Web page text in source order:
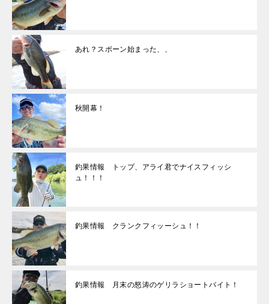
あれ？スポーン始まった、、
秋開幕！
釣果情報 トップ、アライ君でナイスフィッシ
ュ！！！
釣果情報 クランクフィッーシュ！！
釣果情報 月末の怒涛のゲリラショートバイト！